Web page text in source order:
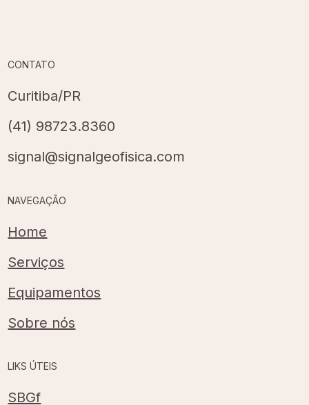
CONTATO
Curitiba/PR
(41) 98723.8360
signal@signalgeofisica.com
NAVEGAÇÃO
Home
Serviços
Equipamentos
Sobre nós
LIKS ÚTEIS
SBGf